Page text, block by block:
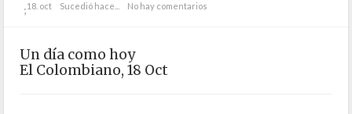
;18. oct Sucedió hace... No hay comentarios
Un día como hoy
El Colombiano, 18 Oct